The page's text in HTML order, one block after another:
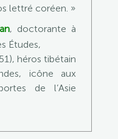
lettré coréen. »
, doctorante à
Études,
héros tibétain
icône aux
de l’Asie